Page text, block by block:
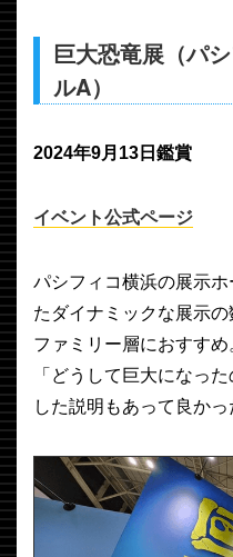
巨大恐竜展（パ
ルA）
2024年9月13日鑑賞
イベント公式ページ
パシフィコ横浜の展示
たダイナミックな展示の
ファミリー層におすすめ
「どうして巨大になっ
した説明もあって良かっ